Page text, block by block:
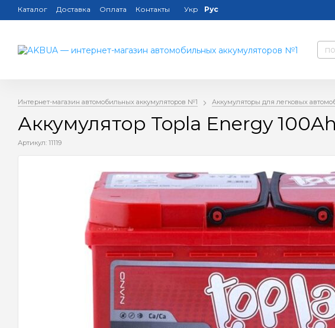
Каталог Доставка Оплата Контакты Укр Рус
Интернет-магазин автомобильных аккумуляторов №1 Аккумуляторы для легковых
Аккумулятор Topla Energy
Артикул: 11119